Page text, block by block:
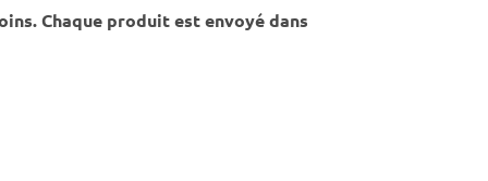
Chaque produit est envoyé dans